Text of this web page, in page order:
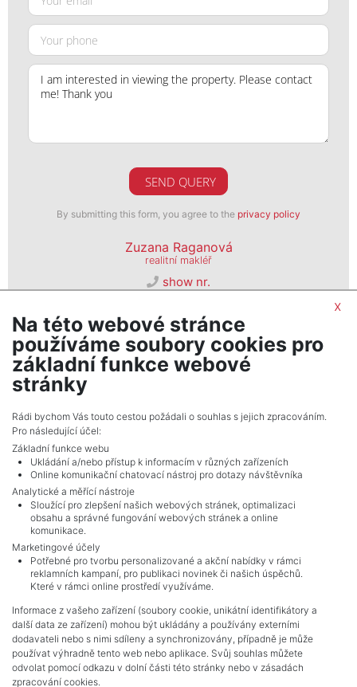
SEND QUERY
By submitting this form, you agree to the privacy policy
Zuzana Raganová
realitní makléř
show nr.
PSN, s. r. o.
Seifertova 823/9, 13000, Praha 3
NAVIGACE
Terms and conditions
Protection of personal data
Real estate's
Contact
Cookie processing
x
Na této webové stránce
používáme soubory cookies pro
základní funkce webové
stránky
Rádi bychom Vás touto cestou požádali o souhlas s jejich zpracováním.
Pro následující účel:
Základní funkce webu
Ukládání a/nebo přístup k informacím v různých zařízeních
Online komunikační chatovací nástroj pro dotazy návštěvníka
Analytické a měřící nástroje
Sloužící pro zlepšení našich webových stránek, optimalizaci
obsahu a správné fungování webových stránek a online
komunikace.
Marketingové účely
Potřebné pro tvorbu personalizované a akční nabídky v rámci
reklamních kampaní, pro publikaci novinek či našich úspěchů.
Které v rámci online prostředí využíváme.
Informace z vašeho zařízení (soubory cookie, unikátní identifikátory a
další data ze zařízení) mohou být ukládány a používány externími
dodavateli nebo s nimi sdíleny a synchronizovány, případně je může
používat výhradně tento web nebo aplikace. Svůj souhlas můžete
odvolat pomocí odkazu v dolní části této stránky nebo v zásadách
zpracování cookies.